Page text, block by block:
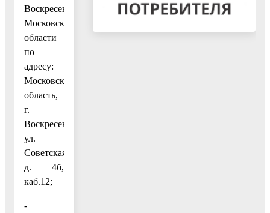
Воскресенск
Московской
области
по
адресу:
Московская
область,
г.
Воскресенск,
ул.
Советская,
д. 4б,
каб.12;
-